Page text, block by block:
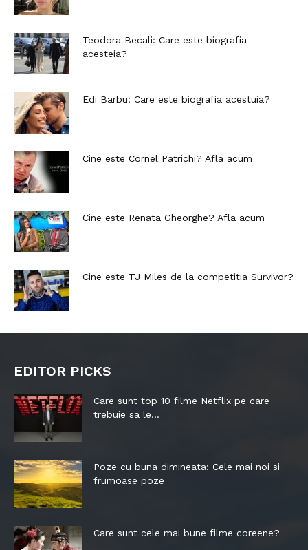
Teodora Becali: Care este biografia
acesteia?
Edi Barbu: Care este biografia acestuia?
Cine este Cornel Patrichi? Afla acum
Cine este Renata Gheorghe? Afla acum
Cine este TJ Miles de la competitia Survivor?
EDITOR PICKS
Care sunt top 10 filme Netflix pe care
trebuie sa le...
Poze cu buna dimineata: Cele mai noi si
frumoase poze
Care sunt cele mai bune filme coreene?